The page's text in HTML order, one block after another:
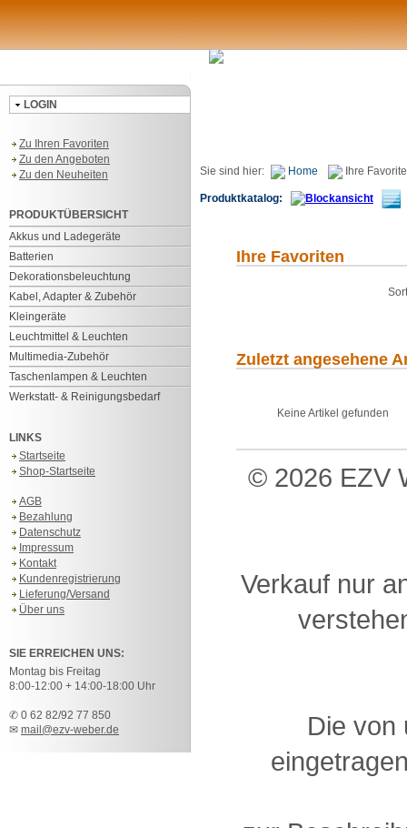
LOGIN
Zu Ihren Favoriten
Zu den Angeboten
Zu den Neuheiten
PRODUKTÜBERSICHT
Akkus und Ladegeräte
Batterien
Dekorationsbeleuchtung
Kabel, Adapter & Zubehör
Kleingeräte
Leuchtmittel & Leuchten
Multimedia-Zubehör
Taschenlampen & Leuchten
Werkstatt- & Reinigungsbedarf
LINKS
Startseite
Shop-Startseite
AGB
Bezahlung
Datenschutz
Impressum
Kontakt
Kundenregistrierung
Lieferung/Versand
Über uns
SIE ERREICHEN UNS:
Montag bis Freitag
8:00-12:00 + 14:00-18:00 Uhr
✆ 0 62 82/92 77 850
✉ mail@ezv-weber.de
Sie sind hier: Home Ihre
Produktkatalog:
Ihre Favoriten
Zuletzt angesehene
Keine Artikel gefunden
© 2026 EZV
Verkauf nur
Die von